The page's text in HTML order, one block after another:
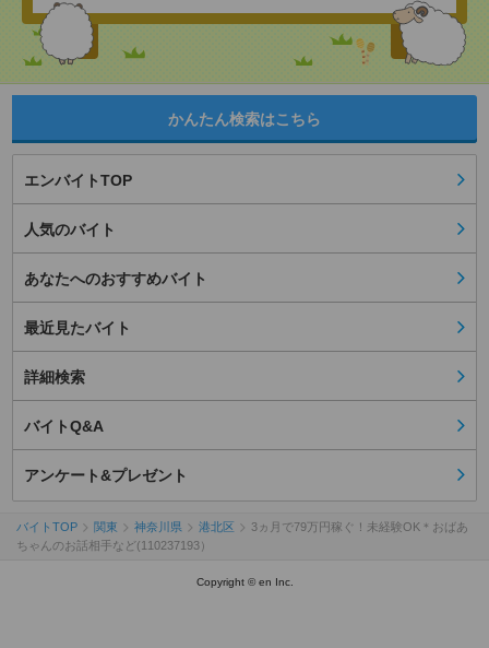
かんたん検索はこちら
エンバイトTOP
人気のバイト
あなたへのおすすめバイト
最近見たバイト
詳細検索
バイトQ&A
アンケート&プレゼント
バイトTOP 関東 神奈川県 港北区
3ヵ月で79万円稼ぐ！未経験OK＊おばあ
ちゃんのお話相手など(110237193）
Copyright © en Inc.